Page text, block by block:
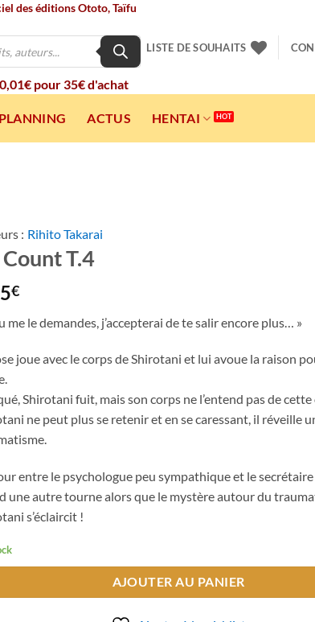
des éditions Ototo, Taïfu
pour 35€ d'achat
LISTE DE SOUHAITS
PLANNING ACTUS HENTAI
: Rihito Takarai
T.4
€
me le demandes, j’accepterai de te salir encore plus… »
joue avec le corps de Shirotani et lui avoue la raison
Shirotani fuit, mais son corps ne l’entend pas de
ne peut plus se retenir et en se caressant, il réveille
entre le psychologue peu sympathique et le
une autre tourne alors que le mystère autour du
s’éclaircit !
AJOUTER AU PANIER